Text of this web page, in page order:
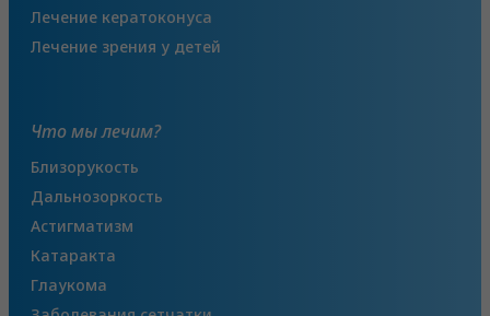
Лечение кератоконуса
Лечение зрения у детей
Что мы лечим?
Близорукость
Дальнозоркость
Астигматизм
Катаракта
Глаукома